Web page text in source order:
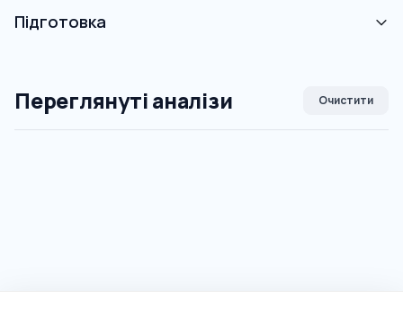
Підготовка
Переглянуті аналізи Очистити